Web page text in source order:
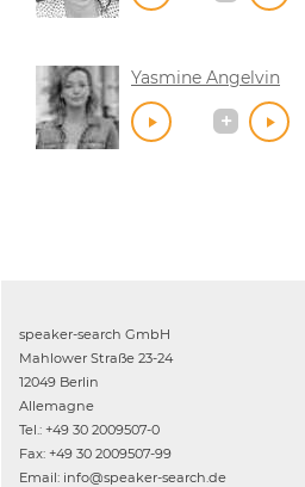
Yasmine Angelvin
speaker-search GmbH
Mahlower Straße 23-24
12049 Berlin
Allemagne
Tel.: +49 30 2009507-0
Fax: +49 30 2009507-99
Email: info@speaker-search.de